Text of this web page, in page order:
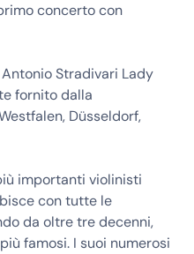
concerto con
Stradivari Lady
fornito dalla
Düsseldorf,
importanti violinisti
con tutte le
da oltre tre decenni,
famosi. I suoi numerosi